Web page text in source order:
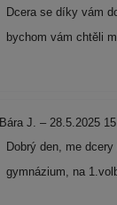
Dcera se díky vám
bychom vám chtěli
Bára J. – 28.5.2025
Dobrý den, me
gymnázium, na